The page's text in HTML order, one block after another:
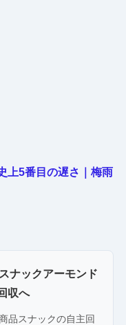
上5番目の遅さ｜梅雨
ナックアーモンド
収へ
品スナックの自主回